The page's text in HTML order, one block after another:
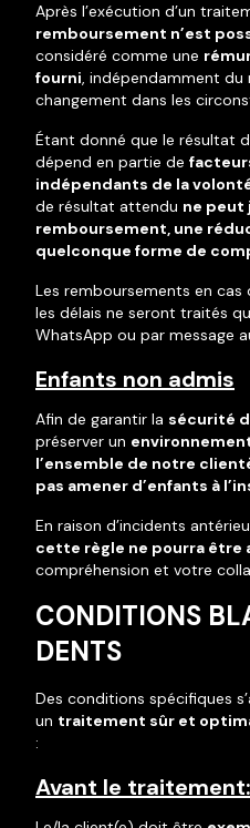
Après l’exécution d’un
remboursement n’est
considéré comme une
fourni, indépendamment
changement dans les
Étant donné que le résultat
dépend en partie de
indépendants de la
de résultat attendu ne peut
remboursement, une
quelconque forme de
Les remboursements en cas
les délais ne seront traités
WhatsApp ou par message
Enfants non admis
Afin de garantir la sécurité
préserver un
l’ensemble de notre
pas amener d’enfants à
En raison d’incidents
cette règle ne pourra être
compréhension et votre
CONDITIONS
DENTS
Des conditions spécifiques
un traitement sûr et
:
Avant le traitement: